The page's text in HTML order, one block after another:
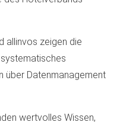
allinvos zeigen die
über Datenmanagement
wertvolles Wissen,